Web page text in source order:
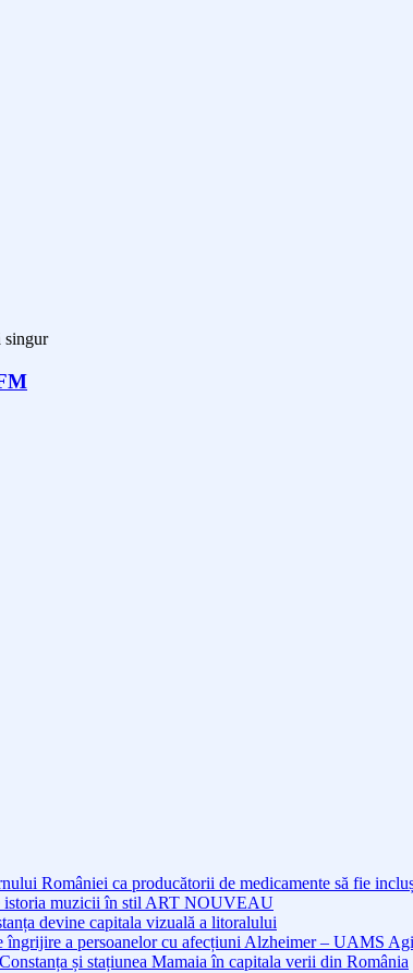
singur
României ca producătorii de medicamente să fie
istoria muzicii în stil ART NOUVEAU
devine capitala vizuală a litoralului
îngrijire a persoanelor cu afecțiuni Alzheimer – UAMS
și stațiunea Mamaia în capitala verii din România